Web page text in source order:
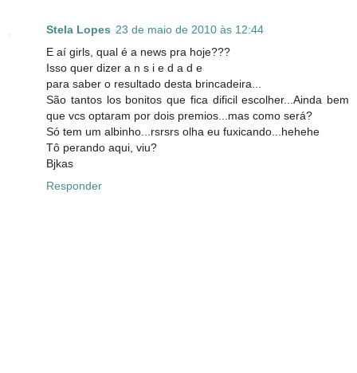
Stela Lopes 23 de maio de 2010 às 12:44
E aí girls, qual é a news pra hoje???
Isso quer dizer a n s i e d a d e
para saber o resultado desta brincadeira...
São tantos los bonitos que fica dificil escolher...Ainda bem
que vcs optaram por dois premios...mas como será?
Só tem um albinho...rsrsrs olha eu fuxicando...hehehe
Tô perando aqui, viu?
Bjkas
Responder